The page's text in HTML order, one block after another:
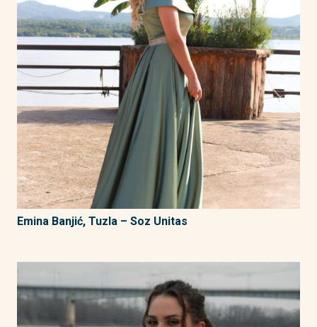
Emina Banjić, Tuzla – Soz Unitas